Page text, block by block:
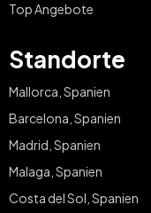
Top Angebote
Standorte
Mallorca, Spanien
Barcelona, Spanien
Madrid, Spanien
Malaga, Spanien
Costa del Sol, Spanien